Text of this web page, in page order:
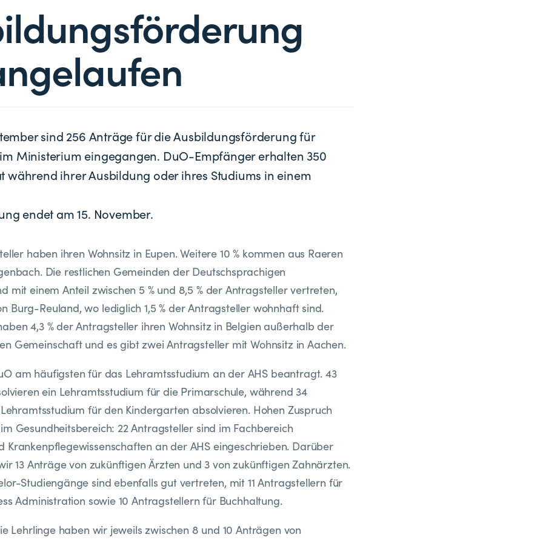
sind 256 Anträge für die Ausbildungsförderung für
Ministerium eingegangen. DuO-Empfänger erhalten 350
während ihrer Ausbildung oder ihres Studiums in einem
endet am 15. November.
haben ihren Wohnsitz in Eupen. Weitere 10 % kommen aus Raeren
Die restlichen Gemeinden der Deutschsprachigen
mit einem Anteil zwischen 5 % und 8,5 % der Antragsteller vertreten,
Burg-Reuland, wo lediglich 1,5 % der Antragsteller wohnhaft sind.
4,3 % der Antragsteller ihren Wohnsitz in Belgien außerhalb der
Gemeinschaft und es gibt zwei Antragsteller mit Wohnsitz in Aachen.
am häufigsten für das Lehramtsstudium an der AHS beantragt. 43
ein Lehramtsstudium für die Primarschule, während 34
für den Kindergarten absolvieren. Hohen Zuspruch
Gesundheitsbereich: 22 Antragsteller sind im Fachbereich
Krankenpflegewissenschaften an der AHS eingeschrieben. Darüber
13 Anträge von zukünftigen Ärzten und 3 von zukünftigen Zahnärzten.
Studiengänge sind ebenfalls gut vertreten, mit 11 Antragstellern für
Administration sowie 10 Antragstellern für Buchhaltung.
Lehrlinge haben wir jeweils zwischen 8 und 10 Anträgen von